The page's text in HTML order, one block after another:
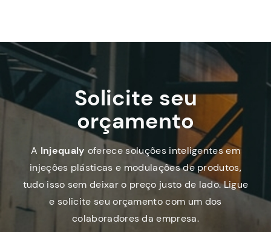
Solicite seu
orçamento
A Injequaly oferece soluções inteligentes em
injeções plásticas e modulações de produtos,
tudo isso sem deixar o preço justo de lado. Ligue
e solicite seu orçamento com um dos
colaboradores da empresa.